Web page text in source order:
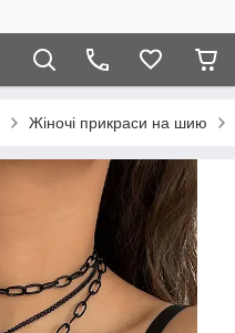
Жіночі прикраси на шию